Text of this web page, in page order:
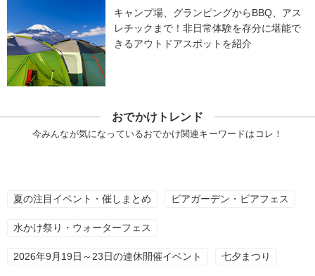
キャンプ場、グランピングからBBQ、アス
レチックまで！非日常体験を存分に堪能で
きるアウトドアスポットを紹介
おでかけトレンド
今みんなが気になっているおでかけ関連キーワードはコレ！
夏の注目イベント・催しまとめ ビアガーデン・ビアフェス
水かけ祭り・ウォーターフェス
2026年9月19日～23日の連休開催イベント 七夕まつり